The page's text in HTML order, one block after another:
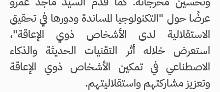
عرضًا حول "التكنولوجيا المساندة ودورها في تحقيق
الاستقلالية لدى الأشخاص ذوي الإعاقة"،
استعرض خلاله أثر التقنيات الحديثة والذكاء
الاصطناعي في تمكين الأشخاص ذوي الإعاقة
وتعزيز مشاركتهم واستقلاليتهم.